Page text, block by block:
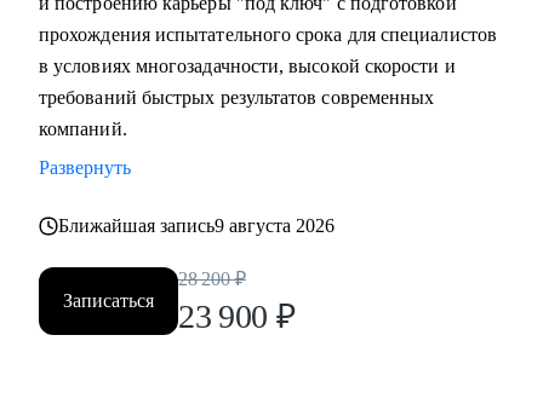
прохождения испытательного срока для специалистов
в условиях многозадачности, высокой скорости и
требований быстрых результатов современных
компаний.
Развернуть
Ближайшая запись9 августа 2026
Записаться
28 200 ₽
23 900 ₽